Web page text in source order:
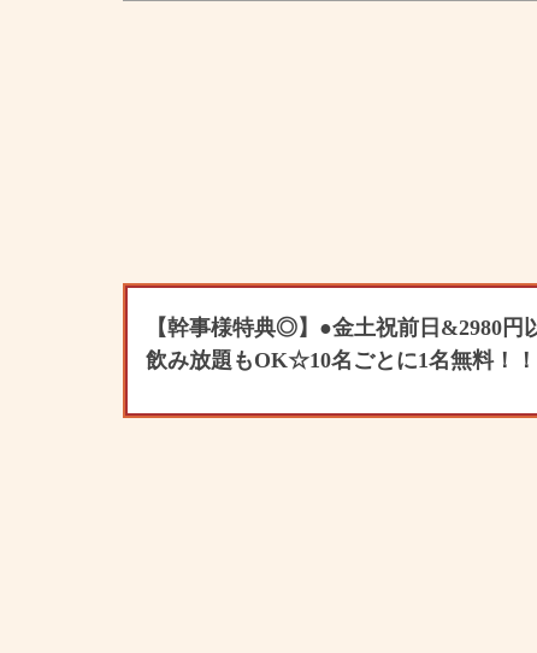
【幹事様特典◎】●金土祝前日&2980円
飲み放題もOK☆10名ごとに1名無料！！